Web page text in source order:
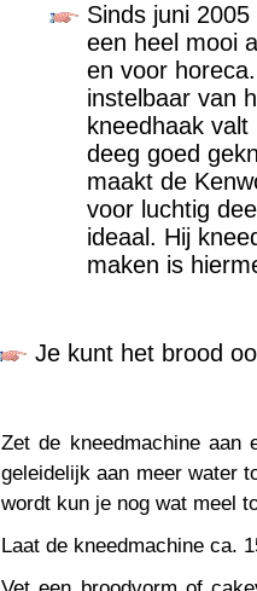
Sinds juni
een heel mooi
en voor
instelbaar van
kneedhaak
deeg goed
maakt de
voor luchtig
ideaal. Hij
maken is
Je kunt het brood
Zet de kneedmachine
geleidelijk aan meer water
wordt kun je nog wat meel
Laat de kneedmachine ca.